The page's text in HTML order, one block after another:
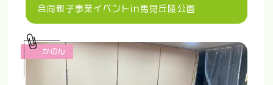
合同親子事業イベントin馬見丘陵公園
かのん